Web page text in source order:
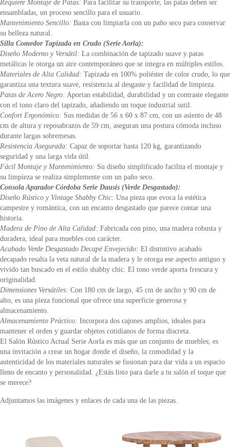
Requiere Montaje de Patas: Para facilitar su transporte, las patas deben ser
ensambladas, un proceso sencillo para el usuario.
Mantenimiento Sencillo: Basta con limpiarla con un paño seco para conservar
su belleza natural.
Silla Comedor Tapizada en Crudo (Serie Aorla):
Diseño Moderno y Versátil: La combinación de tapizado suave y patas
metálicas le otorga un aire contemporáneo que se integra en múltiples estilos.
Materiales de Alta Calidad: Tapizada en 100% poliéster de color crudo, lo que
garantiza una textura suave, resistencia al desgaste y facilidad de limpieza.
Patas de Acero Negro: Aportan estabilidad, durabilidad y un contraste elegante
con el tono claro del tapizado, añadiendo un toque industrial sutil.
Confort Ergonómico: Sus medidas de 56 x 60 x 87 cm, con un asiento de 48
cm de altura y reposabrazos de 59 cm, aseguran una postura cómoda incluso
durante largas sobremesas.
Resistencia Asegurada: Capaz de soportar hasta 120 kg, garantizando
seguridad y una larga vida útil.
Fácil Montaje y Mantenimiento: Su diseño simplificado facilita el montaje y
su limpieza se realiza simplemente con un paño seco.
Consola Aparador Córdoba Serie Dausis (Verde Desgastado):
Diseño Rústico y Vintage Shabby Chic: Una pieza que evoca la estética
campestre y romántica, con un encanto desgastado que parece contar una
historia.
Madera de Pino de Alta Calidad: Fabricada con pino, una madera robusta y
duradera, ideal para muebles con carácter.
Acabado Verde Desgastado Decapé Envejecido: El distintivo acabado
decapado resalta la veta natural de la madera y le otorga ese aspecto antiguo y
vivido tan buscado en el estilo shabby chic. El tono verde aporta frescura y
originalidad.
Dimensiones Versátiles: Con 180 cm de largo, 45 cm de ancho y 90 cm de
alto, es una pieza funcional que ofrece una superficie generosa y
almacenamiento.
Almacenamiento Práctico: Incorpora dos cajones amplios, ideales para
mantener el orden y guardar objetos cotidianos de forma discreta.
El Salón Rústico Actual Serie Aorla es más que un conjunto de muebles; es
una invitación a crear un hogar donde el diseño, la comodidad y la
autenticidad de los materiales naturales se fusionan para dar vida a un espacio
lleno de encanto y personalidad. ¿Estás listo para darle a tu salón el toque que
se merece?
Adjuntamos las imágenes y enlaces de cada una de las piezas.